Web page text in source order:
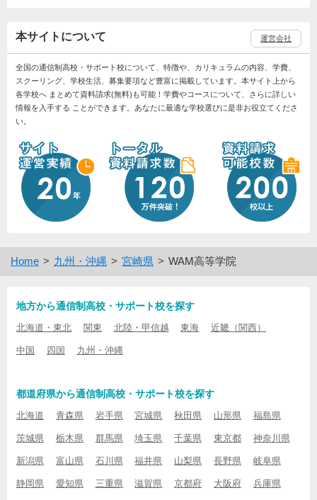
本サイトについて 運営会社
全国の通信制高校・サポート校について、特徴や、カリキュラムの内容、学費、
スクーリング、学校生活、募集要項など豊富に掲載しています。本サイト上から
各学校へ まとめて資料請求(無料)も可能！学費やコースについて、さらに詳しい
情報を入手する ことができます。あなたに最適な学校選びに是非お役立てくださ
い。
Home 九州・沖縄 宮崎県 WAM高等学院
地方から通信制高校・サポート校を探す
北海道・東北 関東 北陸・甲信越 東海 近畿（関西）
中国 四国 九州・沖縄
都道府県から通信制高校・サポート校を探す
北海道 青森県 岩手県 宮城県 秋田県 山形県 福島県
茨城県 栃木県 群馬県 埼玉県 千葉県 東京都 神奈川県
新潟県 富山県 石川県 福井県 山梨県 長野県 岐阜県
静岡県 愛知県 三重県 滋賀県 京都府 大阪府 兵庫県